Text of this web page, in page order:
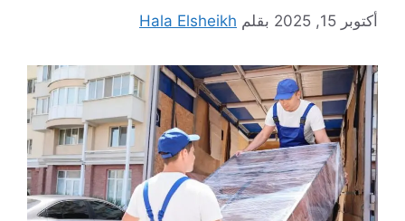
أكتوبر 15, 2025 بقلم Hala Elsheikh